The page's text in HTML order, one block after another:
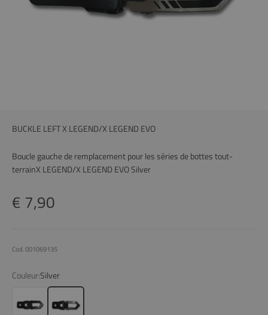
BUCKLE LEFT X LEGEND/X LEGEND EVO
Boucle gauche de remplacement pour les séries de bottes tout-
terrainX LEGEND/X LEGEND EVO Silver
Prix remisé
€ 7,90
Cod. 001069135
Couleur:Silver